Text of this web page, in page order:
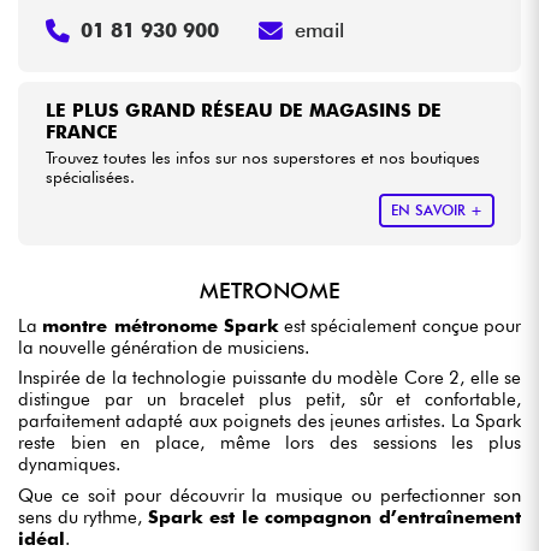
LE PLUS GRAND RÉSEAU DE MAGASINS DE
FRANCE
Trouvez toutes les infos sur nos superstores et nos boutiques
spécialisées.
EN SAVOIR +
01 81 930 900 email
METRONOME
La montre métronome Sparkest spécialement conçue pour
la nouvelle génération de musiciens.
Inspirée de la technologie puissante du modèle Core 2, elle se
distingue par un bracelet plus petit, sûr et confortable,
parfaitement adapté aux poignets des jeunes artistes. La Spark
reste bien en place, même lors des sessions les plus
dynamiques.
Que ce soit pour découvrir la musique ou perfectionner son
sens du rythme, Spark est le compagnon d’entraînement
idéal.